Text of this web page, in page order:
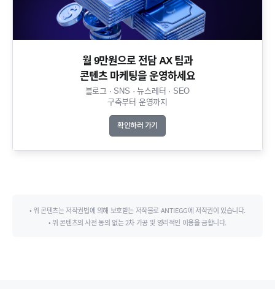
월 9만원으로 전담 AX 팀과
콘텐츠 마케팅을 운영하세요​
블로그 · SNS · 뉴스레터 · SEO
구축부터 운영까지​
확인하러 가기
• 위 콘텐츠는 저작권법에 의해 보호받는 저작물로 ANTIEGG에 저작권이 있습니다.
• 위 콘텐츠의 사전 동의 없는 2차 가공 및 영리적인 이용을 금합니다.